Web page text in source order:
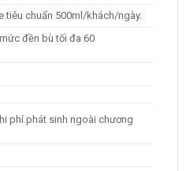
tiêu chuẩn 500ml/khách/ngày.
đền bù tối đa 60
phí phát sinh ngoài chương